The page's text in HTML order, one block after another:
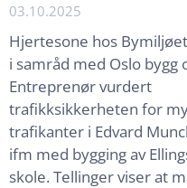
03.10.2025
Hjertesone hos
i samråd med Oslo bygg
Entreprenør vurdert
trafikksikkerheten for
trafikanter i Edvard
ifm med bygging av
skole. Tellinger viser at